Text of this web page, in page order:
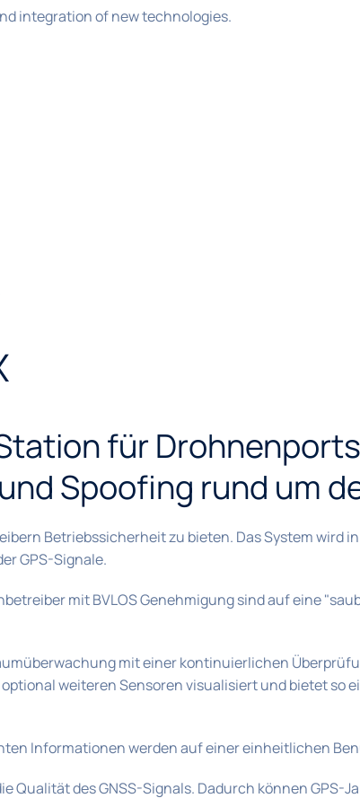
integration of new technologies.
für
Spoofing rund um
Betriebssicherheit zu bieten. Das System wird
GPS-Signale.
mit BVLOS Genehmigung sind auf eine
mit einer kontinuierlichen
optional weiteren Sensoren visualisiert und bietet
Informationen werden auf einer einheitlichen
Qualität des GNSS-Signals. Dadurch können